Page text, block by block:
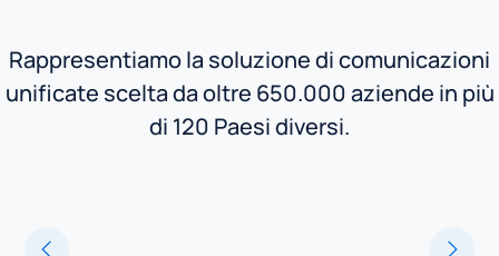
Rappresentiamo la soluzione di comunicazioni
unificate scelta da oltre 650.000 aziende in più
di 120 Paesi diversi.